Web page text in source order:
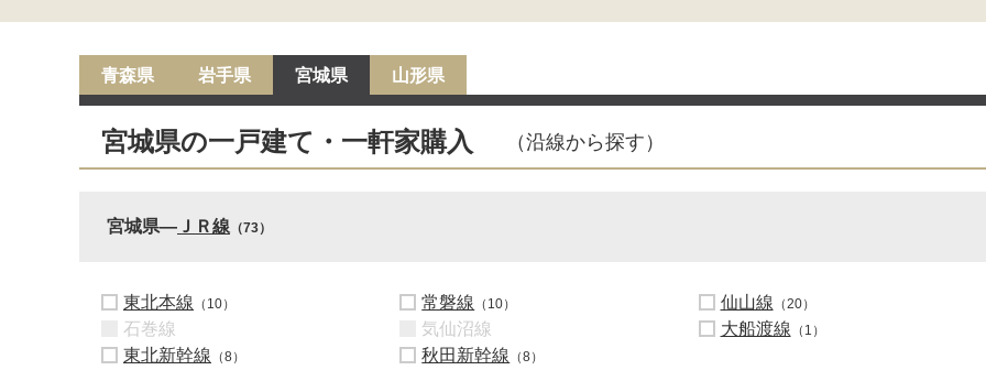
青森県 岩手県 宮城県 山形県
宮城県の一戸建て・一軒家購入 （沿線から探す）
宮城県― ＪＲ線 （73）
東北本線 （10） 常磐線 （10） 仙山線 （20）
石巻線 気仙沼線 大船渡線 （1）
東北新幹線 （8） 秋田新幹線 （8）